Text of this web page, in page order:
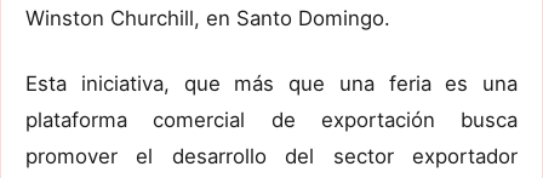
Winston Churchill, en Santo Domingo.
Esta iniciativa, que más que una feria es una
plataforma comercial de exportación busca
promover el desarrollo del sector exportador